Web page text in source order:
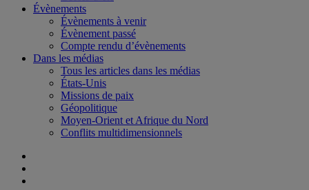
Évènements
Évènements à venir
Évènement passé
Compte rendu d’évènements
Dans les médias
Tous les articles dans les médias
États-Unis
Missions de paix
Géopolitique
Moyen-Orient et Afrique du Nord
Conflits multidimensionnels